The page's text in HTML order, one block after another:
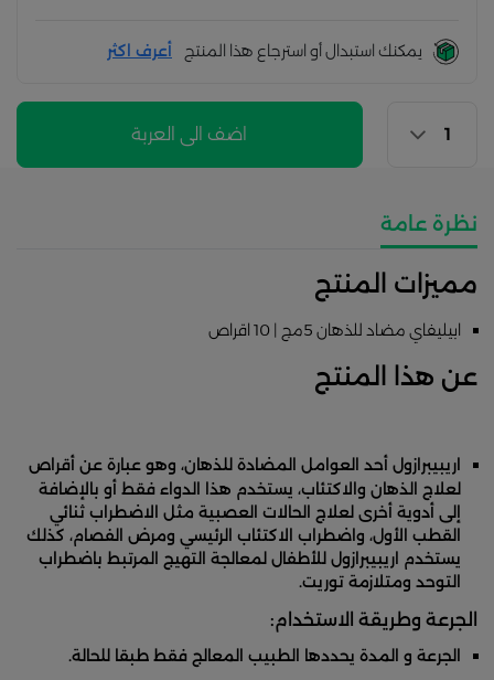
يمكنك استبدال أو استرجاع هذا المنتج أعرف اكثر
اضف الى العربة
نظرة عامة
مميزات المنتج
ابيليفاي مضاد للذهان 5مج | 10 اقراص
عن هذا المنتج
اريبيبرازول أحد العوامل المضادة للذهان، وهو عبارة عن أقراص
لعلاج الذهان والاكتئاب، يستخدم هذا الدواء فقط أو بالإضافة
إلى أدوية أخرى لعلاج الحالات العصبية مثل الاضطراب ثنائي
القطب الأول، واضطراب الاكتئاب الرئيسي ومرض الفصام، كذلك
يستخدم اريبيبرازول للأطفال لمعالجة التهيج المرتبط باضطراب
التوحد ومتلازمة توريت.
الجرعة وطريقة الاستخدام:
الجرعة و المدة يحددها الطبيب المعالج فقط طبقا للحالة.